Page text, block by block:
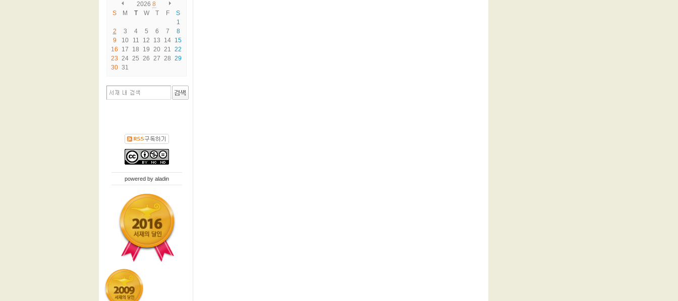
2026 8
S
M T W T F
S
1
2
3 4 5 6 7
8
9
10 11 12 13 14 15
16
17 18 19 20 21 22
23 24 25 26 27 28 29
30 31
powered by aladin